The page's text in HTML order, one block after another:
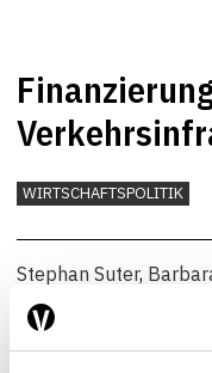
deren
Produktivität
WIRTSCHAFTSPOLITIK
Stephan Suter,
Stephan Vaterlaus